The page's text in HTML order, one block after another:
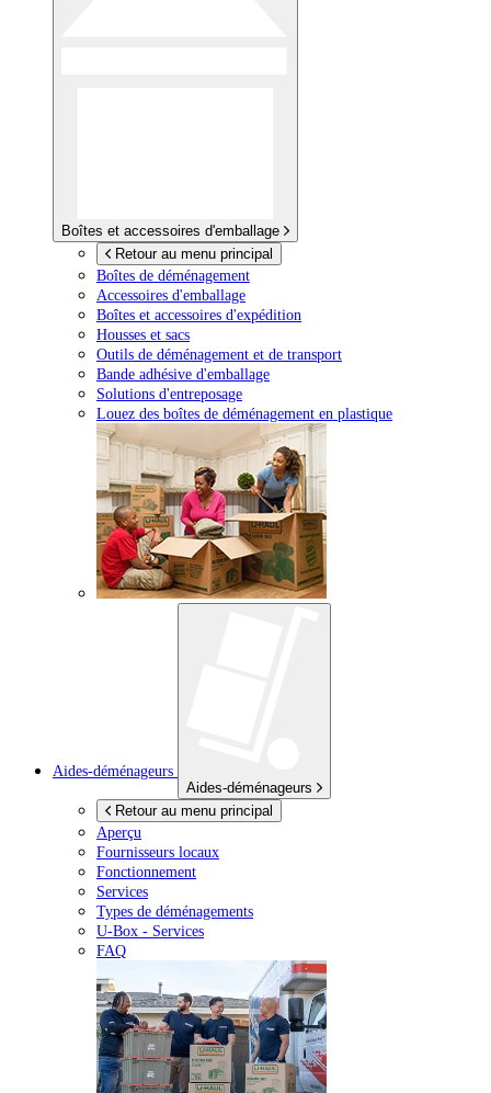
Boîtes et accessoires d'emballage
Retour au menu principal
Boîtes de déménagement
Accessoires d'emballage
Boîtes et accessoires d'expédition
Housses et sacs
Outils de déménagement et de transport
Bande adhésive d'emballage
Solutions d'entreposage
Louez des boîtes de déménagement en plastique
Aides-déménageurs
Aides-déménageurs
Retour au menu principal
Aperçu
Fournisseurs locaux
Fonctionnement
Services
Types de déménagements
U-Box - Services
FAQ